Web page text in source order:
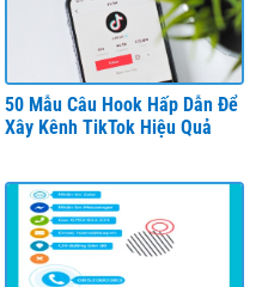
50 Mẫu Câu Hook Hấp Dẫn Để
Xây Kênh TikTok Hiệu Quả